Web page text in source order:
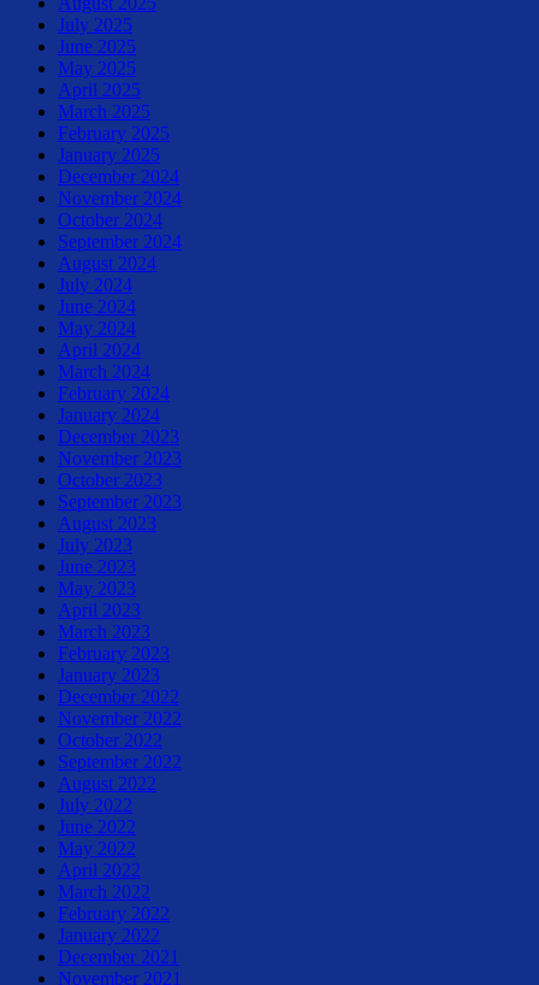
July 2025
June 2025
May 2025
April 2025
March 2025
February 2025
January 2025
December 2024
November 2024
October 2024
September 2024
August 2024
July 2024
June 2024
May 2024
April 2024
March 2024
February 2024
January 2024
December 2023
November 2023
October 2023
September 2023
August 2023
July 2023
June 2023
May 2023
April 2023
March 2023
February 2023
January 2023
December 2022
November 2022
October 2022
September 2022
August 2022
July 2022
June 2022
May 2022
April 2022
March 2022
February 2022
January 2022
December 2021
November 2021